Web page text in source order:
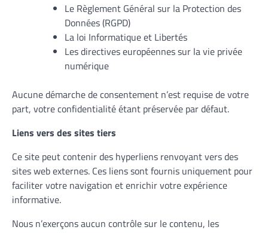
Le Règlement Général sur la Protection des
Données (RGPD)
La loi Informatique et Libertés
Les directives européennes sur la vie privée
numérique
Aucune démarche de consentement n’est requise de votre
part, votre confidentialité étant préservée par défaut.
Liens vers des sites tiers
Ce site peut contenir des hyperliens renvoyant vers des
sites web externes. Ces liens sont fournis uniquement pour
faciliter votre navigation et enrichir votre expérience
informative.
Nous n’exerçons aucun contrôle sur le contenu, les